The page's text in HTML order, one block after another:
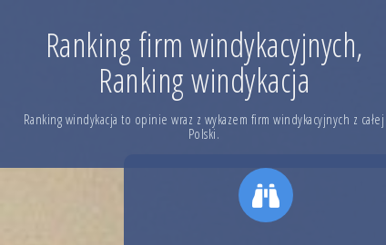
Ranking firm windykacyjnych,
Ranking windykacja
Ranking windykacja to opinie wraz z wykazem firm windykacyjnych z całej
Polski.